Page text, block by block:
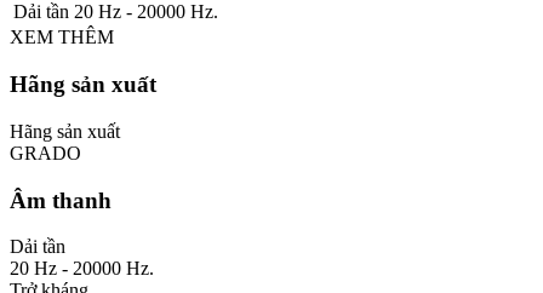
Dải tần 20 Hz - 20000 Hz.
XEM THÊM
Hãng sản xuất
Hãng sản xuất
GRADO
Âm thanh
Dải tần
20 Hz - 20000 Hz.